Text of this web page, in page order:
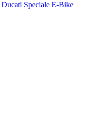
Ducati Speciale E-Bike